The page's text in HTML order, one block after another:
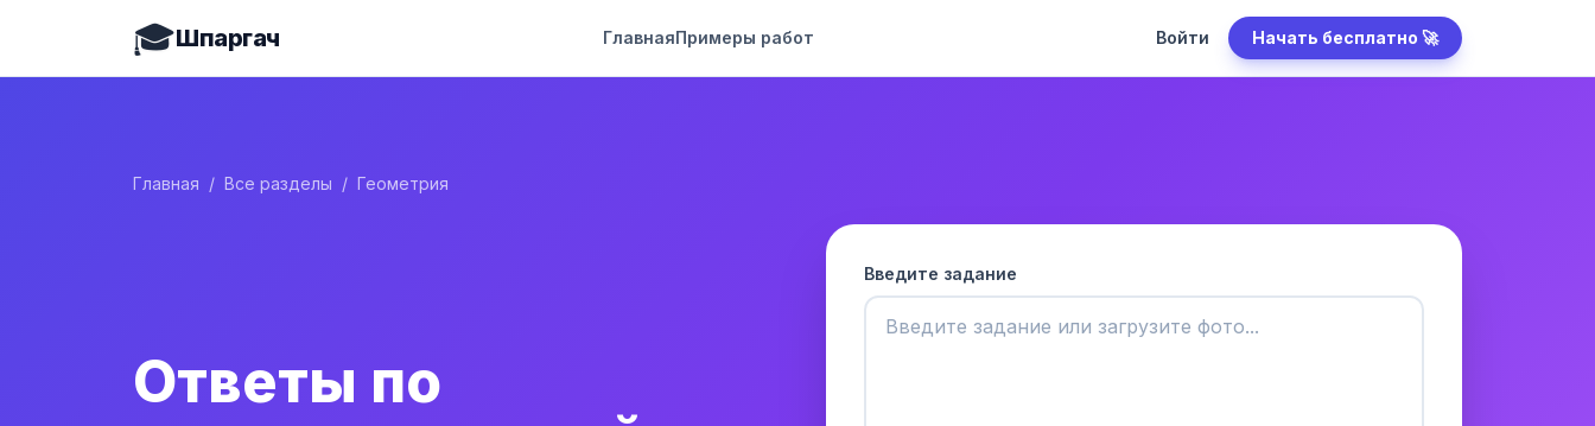
🎓Шпаргач ГлавнаяПримеры работ Войти Начать бесплатно 🚀
Главная / Все разделы / Геометрия
Ответы по
Введите задание